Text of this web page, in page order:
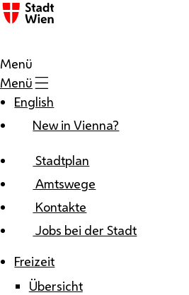
Zum Inhalt
Menü
Menü
English
New in Vienna?
Stadtplan
Amtswege
Kontakte
Jobs bei der Stadt
Freizeit
Übersicht